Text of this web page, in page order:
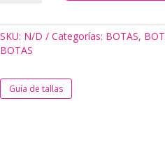
SKU: N/D Categorías: BOTAS,
BOTAS
Guía de tallas